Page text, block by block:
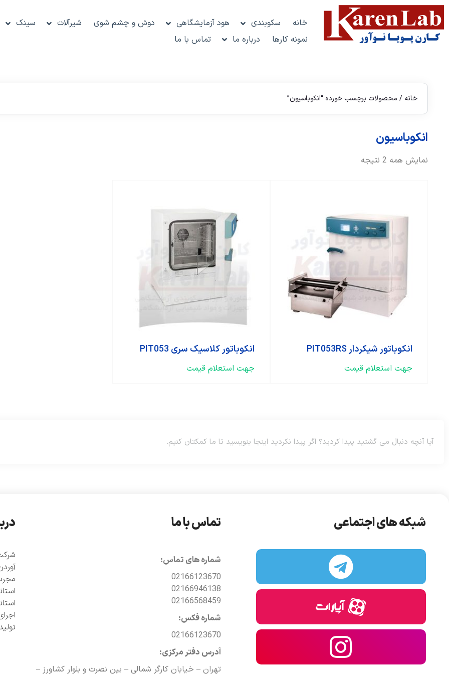
خانه سکوبندی هود آزمایشگاهی دوش و چشم شوی شیرآلات سینک
نمونه کارها
درباره ما تماس با ما
خانه / محصولات برچسب خورده “انکوباسیون”
انکوباسیون
نمایش همه 2 نتیجه
انکوباتور شیکردار PIT053RS
جهت استعلام قیمت
انکوباتور کلاسیک سری PIT053
جهت استعلام قیمت
شبکه های اجتماعی تماس با ما
شماره های تماس:
02166123670
02166946138
02166568459
شماره فکس:
02166123670
آدرس دفتر مرکزی:
تهران – خیابان کارگر شمالی – بین نصرت و بلوار کشاورز –